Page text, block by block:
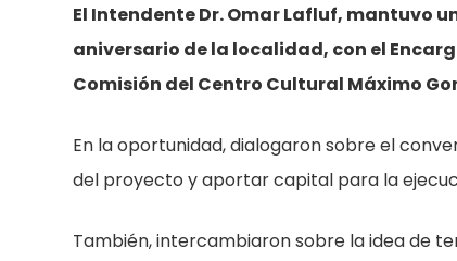
El Intendente Dr. Omar Lafluf, mantuvo
aniversario de la localidad, con el
Comisión del Centro Cultural Máximo
En la oportunidad, dialogaron sobre el
del proyecto y aportar capital para la
También, intercambiaron sobre la idea de